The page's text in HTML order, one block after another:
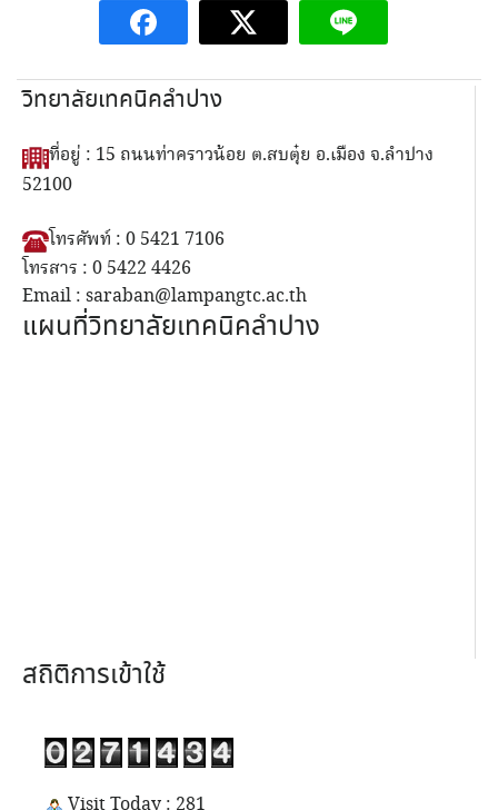
วิทยาลัยเทคนิคลำปาง
ที่อยู่ : 15 ถนนท่าคราวน้อย ต.สบตุ๋ย อ.เมือง จ.ลำปาง
52100
โทรศัพท์ : 0 5421 7106
โทรสาร : 0 5422 4426
Email : saraban@lampangtc.ac.th
แผนที่วิทยาลัยเทคนิคลำปาง
สถิติการเข้าใช้